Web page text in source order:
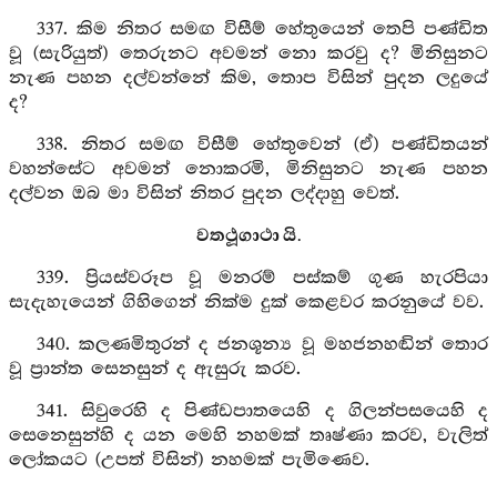
337. කිම නිතර සමඟ විසීම් හේතුයෙන් තෙපි පණ්ඩිත
වූ (සැරියුත්) තෙරුනට අවමන් නො කරවු ද? මිනිසුනට
නැණ පහන දල්වන්නේ කිම, තොප විසින් පුදන ලදුයේ
ද?
338. නිතර සමඟ විසීම් හේතුවෙන් (ඒ) පණ්ඩිතයන්
වහන්සේට අවමන් නොකරමි, මිනිසුනට නැණ පහන
දල්වන ඔබ මා විසින් නිතර පුදන ලද්දාහු වෙත්.
වතථූගාථා යි.
339. ප්‍රියස්වරූප වූ මනරම් පස්කම් ගුණ හැරපියා
සැදැහැයෙන් ගිහිගෙන් නික්ම දුක් කෙළවර කරනුයේ වව.
340. කලණමිතුරන් ද ජනශූන්‍ය වූ මහජනහඬින් තොර
වූ ප්‍රාන්ත සෙනසුන් ද ඇසුරු කරව.
341. සිවුරෙහි ද පිණ්ඩපාතයෙහි ද ගිලන්පසයෙහි ද
සෙනෙසුන්හි ද යන මෙහි නහමක් තෘෂ්ණා කරව, වැලිත්
ලෝකයට (උපත් විසින්) නහමක් පැමිණෙව.